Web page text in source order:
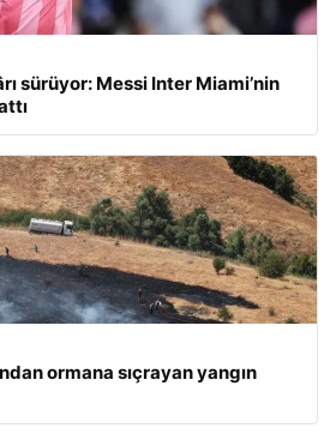
sürüyor: Messi Inter Miami’nin
ormana sıçrayan yangın